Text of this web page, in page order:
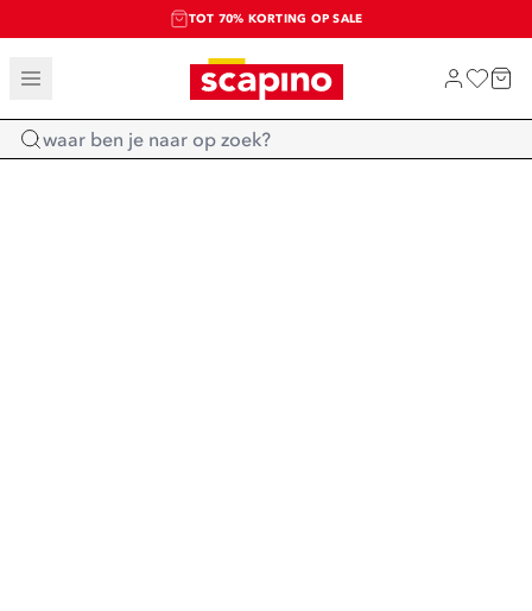
TOT 70% KORTING OP SALE
SALE: LAATSTE KANS!
SHOP NIEUW
Home